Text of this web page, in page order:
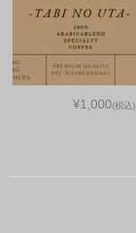
¥1,000(税込)